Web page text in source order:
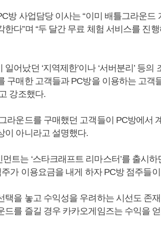
방 사업담당 이사는 “이미 배틀그라운드
한다”며 “두 달간 무료 체험 서비스를 진
어났던 ‘지역제한’이나 ‘서버분리’ 등
구매한 고객들과 PC방을 이용하는 고객
강조했다.
라운드를 구매했던 고객들이 PC방에서
이 아니라고 설명했다.
트는 ‘스타크래프트 리마스터’를 출시
가 이용요금을 내게 하자 PC방 점주들
택을 놓고 수익성을 우려하는 시선도 존
드를 즐길 경우 카카오게임즈는 수익을